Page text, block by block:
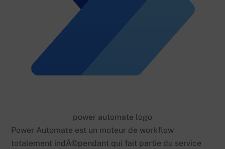
power automate logo
Power Automate est un moteur de workflow
totalement indÃ©pendant qui fait partie du service